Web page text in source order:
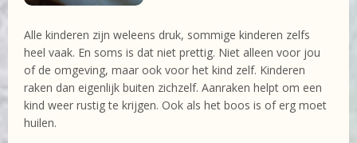
Alle kinderen zijn weleens druk, sommige kinderen zelfs
heel vaak. En soms is dat niet prettig. Niet alleen voor jou
of de omgeving, maar ook voor het kind zelf. Kinderen
raken dan eigenlijk buiten zichzelf. Aanraken helpt om een
kind weer rustig te krijgen. Ook als het boos is of erg moet
huilen.